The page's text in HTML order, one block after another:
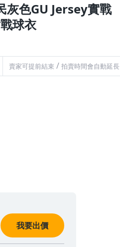
灰色GU Jersey實戰
球衣
賣家可提前結束 / 拍賣時間會自動延長
我要出價